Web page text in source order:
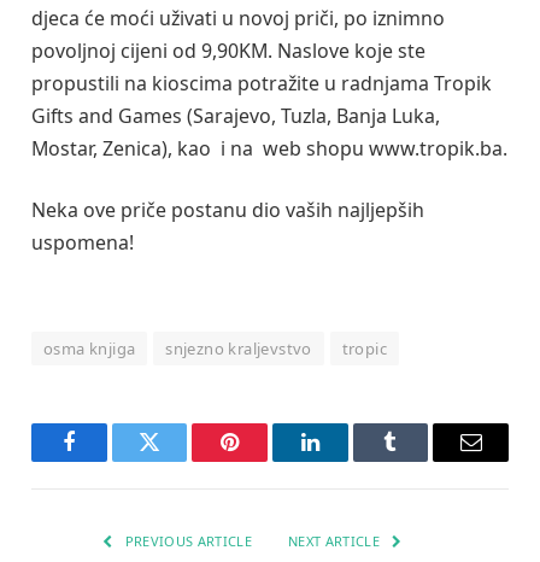
djeca će moći uživati u novoj priči, po iznimno
povoljnoj cijeni od 9,90KM. Naslove koje ste
propustili na kioscima potražite u radnjama Tropik
Gifts and Games (Sarajevo, Tuzla, Banja Luka,
Mostar, Zenica), kao i na web shopu www.tropik.ba.
Neka ove priče postanu dio vaših najljepših
uspomena!
osma knjiga snjezno kraljevstvo tropic
FacebookTwitter Pinterest LinkedInTumblr Email
PREVIOUS ARTICLE NEXT ARTICLE